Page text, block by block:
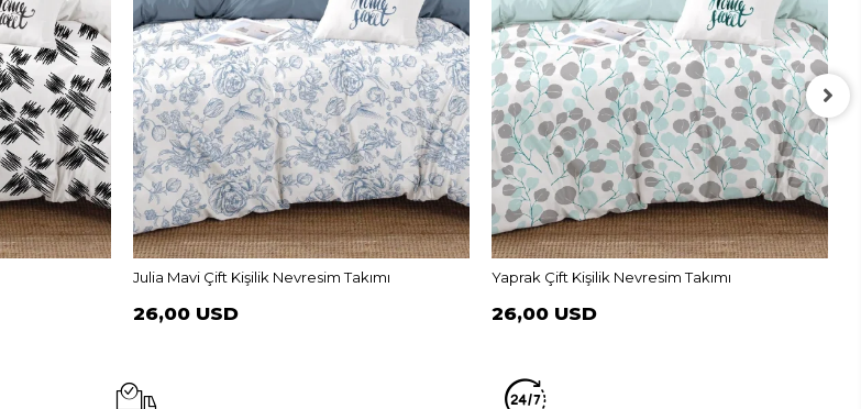
Julia Mavi Çift Kişilik Nevresim Takımı
26,00 USD
Yaprak Çift Kişilik Nevresim Takımı
26,00 USD